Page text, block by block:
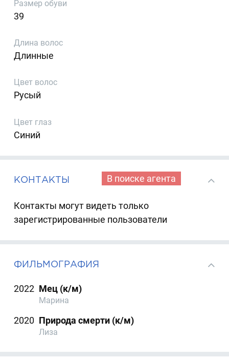
Размер обуви
39
Длина волос
Длинные
Цвет волос
Русый
Цвет глаз
Синий
КОНТАКТЫ В поиске агента
Контакты могут видеть только
зарегистрированные пользователи
ФИЛЬМОГРАФИЯ
2022 Мец (к/м)
Марина
2020 Природа смерти (к/м)
Лиза